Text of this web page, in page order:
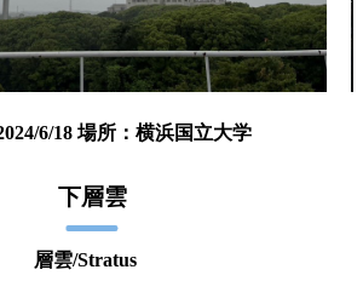
6/18 場所：横浜国立大学
下層雲
層雲/Stratus